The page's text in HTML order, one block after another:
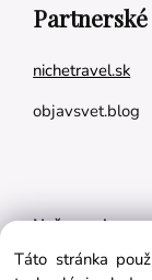
nichetravel.sk
objavsvet.blog
Naše appky
Tréningový
Táto stránka